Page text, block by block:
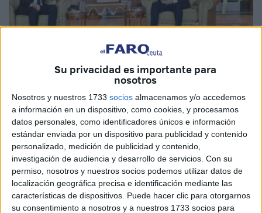
Su privacidad es importante para
nosotros
Nosotros y nuestros 1733 socios almacenamos y/o accedemos
a información en un dispositivo, como cookies, y procesamos
datos personales, como identificadores únicos e información
estándar enviada por un dispositivo para publicidad y contenido
personalizado, medición de publicidad y contenido,
investigación de audiencia y desarrollo de servicios. Con su
permiso, nosotros y nuestros socios podemos utilizar datos de
localización geográfica precisa e identificación mediante las
características de dispositivos. Puede hacer clic para otorgarnos
su consentimiento a nosotros y a nuestros 1733 socios para
Foto: maroc24.com
Se abre una nueva vía este mes para el acercamiento
entre Francia y Marruecos, una relación bilateral que se
había debilitado en los últimos años. El viaje de cinco
ministros franceses a distintas ciudades marroquíes en el
transcurso de abril sellaría la reconciliación.